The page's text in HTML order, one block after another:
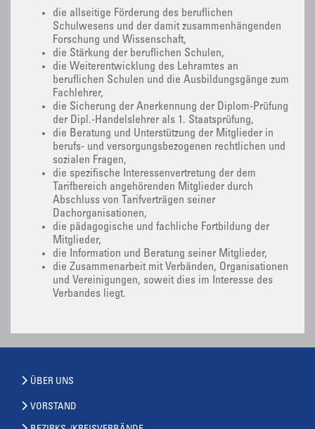
die allseitige Förderung des beruflichen
Schulwesens und der damit zusammenhängenden
Forschung und Wissenschaft,
die Stärkung der beruflichen Schulen,
die Weiterentwicklung des Lehramtes an
beruflichen Schulen und die Ausbildungsgänge zum
Fachlehrer,
die Sicherung der Anerkennung der Diplom-Prüfung
der Dipl.-Handelslehrer als 1. Staatsprüfung,
die Beratung und Unterstützung der Mitglieder in
berufs- und versorgungsbezogenen rechtlichen und
sozialen Fragen,
die spezifische Interessenvertretung der dem
Tarifbereich angehörenden Mitglieder durch
Abschluss von Tarifverträgen seiner
Dachorganisationen,
die pädagogische und fachliche Fortbildung der
Mitglieder,
die Information und Beratung seiner Mitglieder,
die Zusammenarbeit mit Verbänden, Organisationen
und Vereinigungen, soweit dies im Interesse des
Verbandes liegt.
ÜBER UNS
VORSTAND